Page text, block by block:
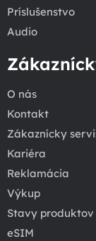
Príslušenstvo
Audio
O nás
Kontakt
Zákaznícky
Kariéra
Reklamácia
Výkup
Stavy produktov
eSIM